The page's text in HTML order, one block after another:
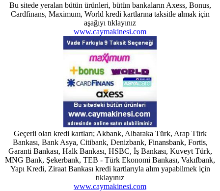
Bu sitede yeralan bütün ürünleri, bütün bankaların Axess, Bonus,
Cardfinans, Maximum, World kredi kartlarına taksitle almak için
aşağıyı tıklayınız
www.caymakinesi.com
Geçerli olan kredi kartları; Akbank, Albaraka Türk, Arap Türk
Bankası, Bank Asya, Citibank, Denizbank, Finansbank, Fortis,
Garanti Bankası, Halk Bankası, HSBC, İş Bankası, Kuveyt Türk,
MNG Bank, Şekerbank, TEB - Türk Ekonomi Bankası, Vakıfbank,
Yapı Kredi, Ziraat Bankası kredi kartlarıyla alım yapabilmek için
tıklayınız
www.caymakinesi.com